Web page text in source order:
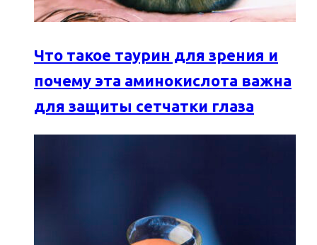
Что такое таурин для зрения и
почему эта аминокислота важна
для защиты сетчатки глаза